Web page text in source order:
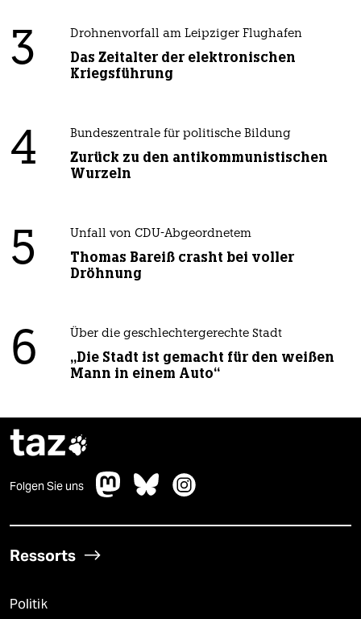
3 Drohnenvorfall am Leipziger Flughafen
Das Zeitalter der elektronischen
Kriegsführung
4 Bundeszentrale für politische Bildung
Zurück zu den antikommunistischen
Wurzeln
5 Unfall von CDU-Abgeordnetem
Thomas Bareiß crasht bei voller
Dröhnung
6 Über die geschlechtergerechte Stadt
„Die Stadt ist gemacht für den weißen
Mann in einem Auto“
taz
Folgen Sie uns
Ressorts
Politik